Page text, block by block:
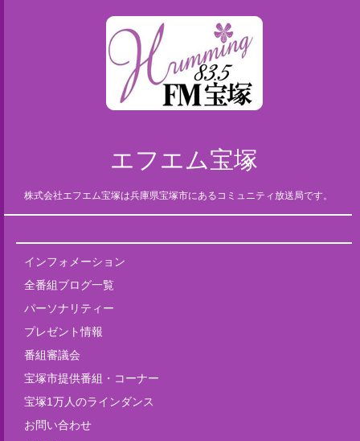
エフエム宝塚
株式会社エフエム宝塚は兵庫県宝塚市にあるコミュニティ放送局です。
インフォメーション
全番組ブログ一覧
パーソナリティー
プレゼント情報
番組審議会
宝塚市提供番組・コーナー
宝塚1万人のラインダンス
お問い合わせ